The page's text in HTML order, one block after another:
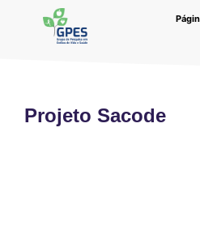
Projeto Sacode